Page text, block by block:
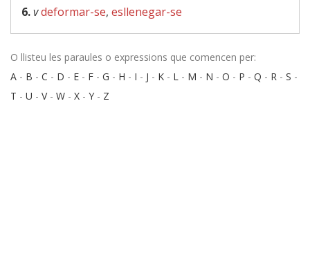
6.vdeformar-se, esllenegar-se
O llisteu les paraules o expressions que comencen per:
A - B - C - D - E - F - G - H - I - J - K - L - M - N - O - P - Q - R - S -
T - U - V- W - X - Y - Z